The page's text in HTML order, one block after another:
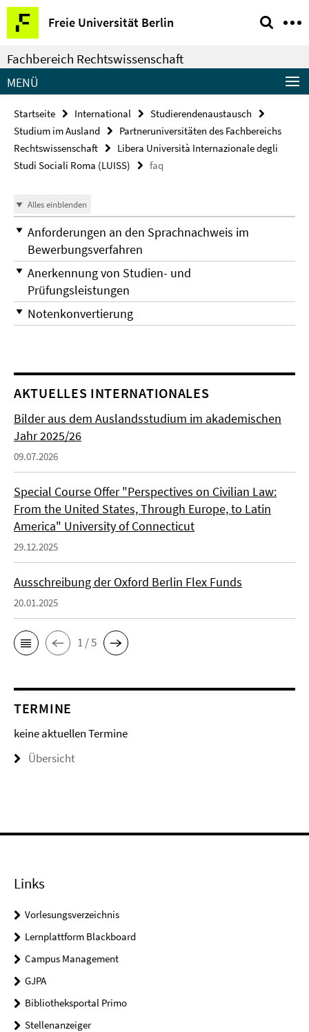
Springe
direkt
zu
Inhalt
Freie Universität Berlin
Service-
Navigation
Fachbereich Rechtswissenschaft
MENÜ
Startseite International
Studierendenaustausch
Studium im Ausland
Partneruniversitäten des Fachbereichs
Rechtswissenschaft
Libera Università Internazionale degli
Studi Sociali Roma (LUISS)
faq
Alles einblenden
Anforderungen an den Sprachnachweis im
Bewerbungsverfahren
Anerkennung von Studien- und
Prüfungsleistungen
Notenkonvertierung
AKTUELLES INTERNATIONALES
Bilder aus dem Auslandsstudium im akademischen
Jahr 2025/26
09.07.2026
Special Course Offer "Perspectives on Civilian Law:
From the United States, Through Europe, to Latin
America" University of Connecticut
29.12.2025
Ausschreibung der Oxford Berlin Flex Funds
20.01.2025
1 / 5
TERMINE
keine aktuellen Termine
Übersicht
Links
Vorlesungsverzeichnis
Lernplattform Blackboard
Campus Management
GJPA
Bibliotheksportal Primo
Stellenanzeiger